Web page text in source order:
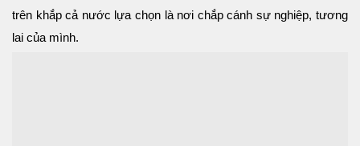
trên khắp cả nước lựa chọn là nơi chắp cánh sự nghiệp, tương
lai của mình.